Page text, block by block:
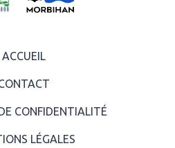
ACCUEIL
CONFIDENTIALITÉ
LÉGALES